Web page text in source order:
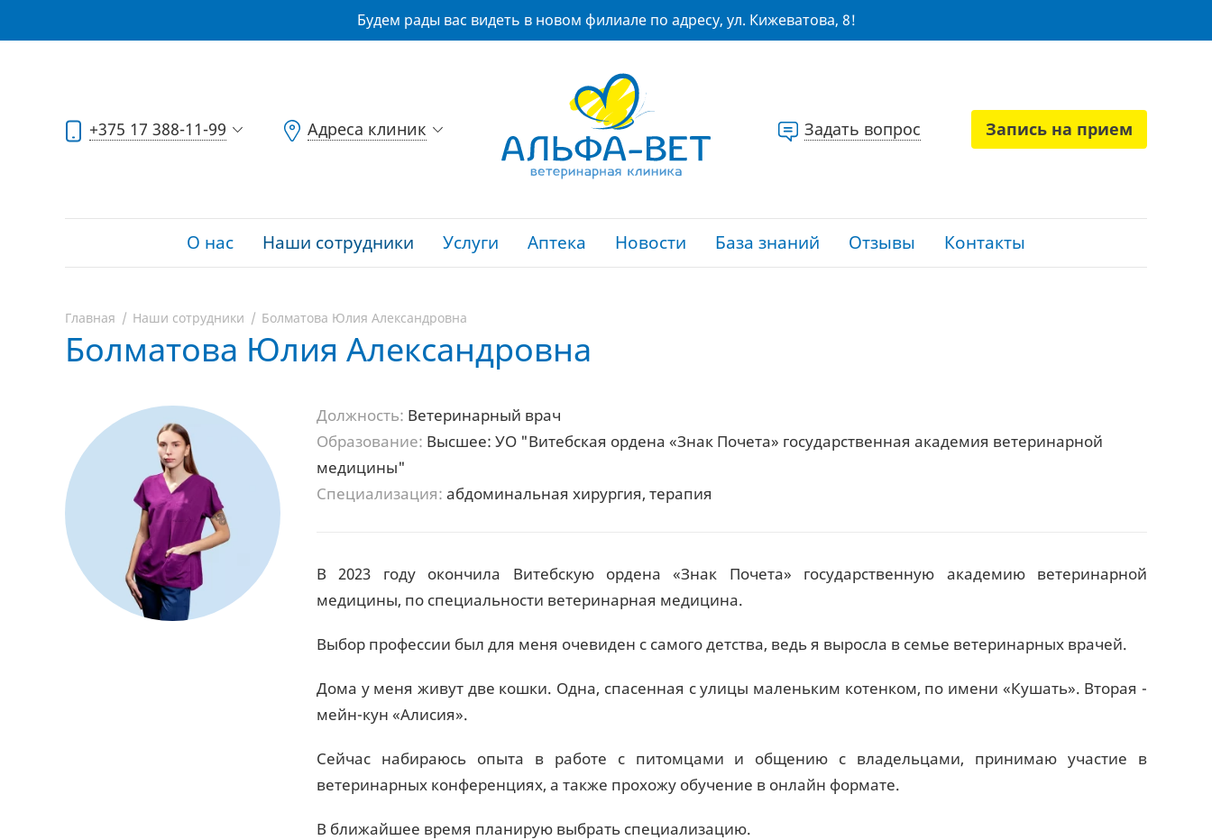
Будем рады вас видеть в новом филиале по адресу, ул. Кижеватова, 8!
+375 17 388-11-99 Адреса клиник Задать вопрос Запись на прием
О нас Наши сотрудники Услуги Аптека Новости База знаний Отзывы Контакты
Главная Наши сотрудники Болматова Юлия Александровна
Болматова Юлия Александровна
Должность: Ветеринарный врач
Образование: Высшее: УО "Витебская ордена «Знак Почета» государственная академия ветеринарной
медицины"
Специализация: абдоминальная хирургия, терапия
В 2023 году окончила Витебскую ордена «Знак Почета» государственную академию ветеринарной
медицины, по специальности ветеринарная медицина.
Выбор профессии был для меня очевиден с самого детства, ведь я выросла в семье ветеринарных врачей.
Дома у меня живут две кошки. Одна, спасенная с улицы маленьким котенком, по имени «Кушать». Вторая -
мейн-кун «Алисия».
Сейчас набираюсь опыта в работе с питомцами и общению с владельцами, принимаю участие в
ветеринарных конференциях, а также прохожу обучение в онлайн формате.
В ближайшее время планирую выбрать специализацию.